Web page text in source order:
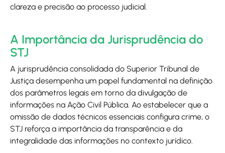
clareza e precisão ao processo judicial.
A Importância da Jurisprudência do
STJ
A jurisprudência consolidada do Superior Tribunal de
Justiça desempenha um papel fundamental na definição
dos parâmetros legais em torno da divulgação de
informações na Ação Civil Pública. Ao estabelecer que a
omissão de dados técnicos essenciais configura crime, o
STJ reforça a importância da transparência e da
integralidade das informações no contexto jurídico.